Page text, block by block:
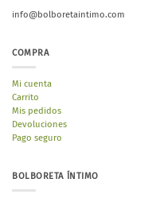
info@bolboretaintimo.com
COMPRA
Mi cuenta
Carrito
Mis pedidos
Devoluciones
Pago seguro
BOLBORETA ÍNTIMO